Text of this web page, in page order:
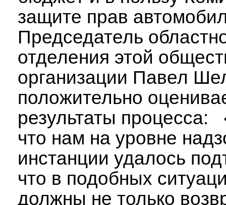
защите прав
Председатель
отделения этой
организации Павел
положительно
результаты процесса:
что нам на уровне
инстанции удалось
что в подобных
должны не только